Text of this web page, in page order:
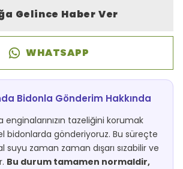
Gelince Haber Ver
WHATSAPP
Bidonla Gönderim Hakkında
enginalarınızın tazeliğini korumak
bidonlarda gönderiyoruz. Bu süreçte
suyu zaman zaman dışarı sızabilir ve
Bu durum tamamen normaldir,